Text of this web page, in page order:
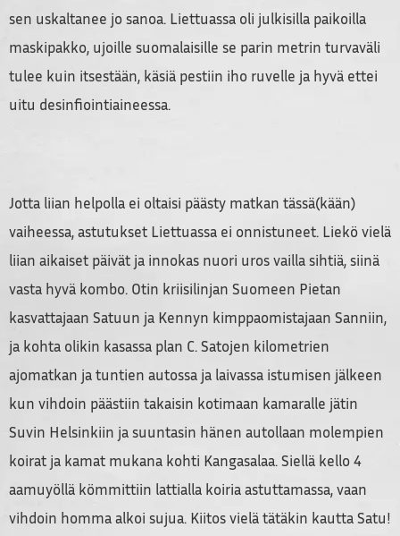
sen uskaltanee jo sanoa. Liettuassa oli julkisilla paikoilla
maskipakko, ujoille suomalaisille se parin metrin turvaväli
tulee kuin itsestään, käsiä pestiin iho ruvelle ja hyvä ettei
uitu desinfiointiaineessa.
Jotta liian helpolla ei oltaisi päästy matkan tässä(kään)
vaiheessa, astutukset Liettuassa ei onnistuneet. Liekö vielä
liian aikaiset päivät ja innokas nuori uros vailla sihtiä, siinä
vasta hyvä kombo. Otin kriisilinjan Suomeen Pietan
kasvattajaan Satuun ja Kennyn kimppaomistajaan Sanniin,
ja kohta olikin kasassa plan C. Satojen kilometrien
ajomatkan ja tuntien autossa ja laivassa istumisen jälkeen
kun vihdoin päästiin takaisin kotimaan kamaralle jätin
Suvin Helsinkiin ja suuntasin hänen autollaan molempien
koirat ja kamat mukana kohti Kangasalaa. Siellä kello 4
aamuyöllä kömmittiin lattialla koiria astuttamassa, vaan
vihdoin homma alkoi sujua. Kiitos vielä tätäkin kautta Satu!